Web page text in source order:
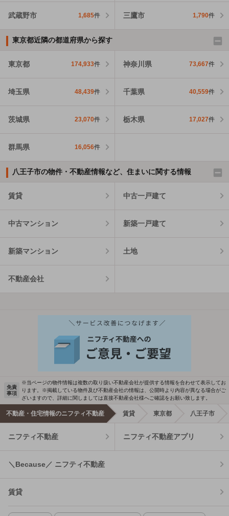
武蔵野市 1,685件 三鷹市 1,790件
東京都近隣の都道府県から探す
東京都 174,933件 神奈川県 73,667件
埼玉県 48,439件 千葉県 40,559件
茨城県 23,070件 栃木県 17,027件
群馬県 16,056件
八王子市の物件・不動産情報など、住まいに関する情報
賃貸 中古一戸建て
中古マンション 新築一戸建て
新築マンション 土地
不動産会社
免責
事項
※当ページの物件情報は複数の取り扱い不動産会社が提供する情報を合わせて表示してお
ります。※掲載している物件及び不動産会社の情報は、公開時より内容が異なる場合がご
ざいますので、詳細に関しましては直接不動産会社様へご確認をお願い致します。
不動産・住宅情報のニフティ不動産 賃貸 東京都 八王子市
ニフティ不動産 ニフティ不動産アプリ
＼Because／ ニフティ不動産
賃貸